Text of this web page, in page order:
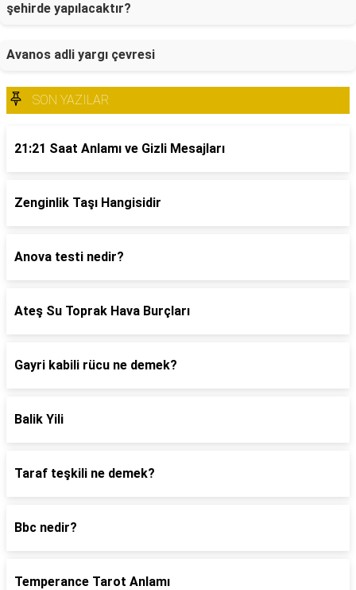
şehirde yapılacaktır?
Avanos adli yargı çevresi
SON YAZILAR
21:21 Saat Anlamı ve Gizli Mesajları
Zenginlik Taşı Hangisidir
Anova testi nedir?
Ateş Su Toprak Hava Burçları
Gayri kabili rücu ne demek?
Balik Yili
Taraf teşkili ne demek?
Bbc nedir?
Temperance Tarot Anlamı